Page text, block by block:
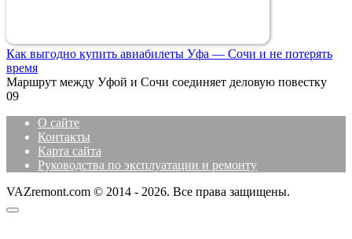
Как выгодно купить авиабилеты Уфа — Сочи и не потерять
время
Маршрут между Уфой и Сочи соединяет деловую повестку
09
О сайте
Контакты
Карта сайта
Руководства по эксплуатации и ремонту
VAZremont.com © 2014 - 2026. Все права защищены.